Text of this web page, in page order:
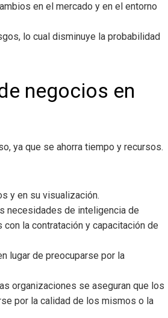
en el mercado y en el entorno
lo cual disminuye la probabilidad
negocios en
ya que se ahorra tiempo y recursos.
y en su visualización.
necesidades de inteligencia de
la contratación y capacitación de
lugar de preocuparse por la
organizaciones se aseguran que los
por la calidad de los mismos o la